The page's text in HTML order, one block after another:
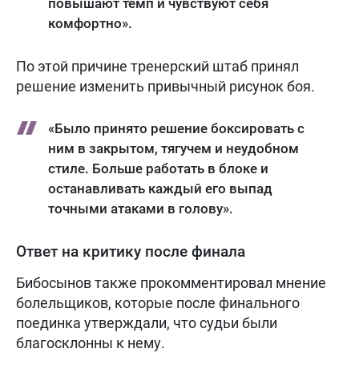
повышают темп и чувствуют себя
комфортно».
По этой причине тренерский штаб принял
решение изменить привычный рисунок боя.
«Было принято решение боксировать с
ним в закрытом, тягучем и неудобном
стиле. Больше работать в блоке и
останавливать каждый его выпад
точными атаками в голову».
Ответ на критику после финала
Бибосынов также прокомментировал мнение
болельщиков, которые после финального
поединка утверждали, что судьи были
благосклонны к нему.